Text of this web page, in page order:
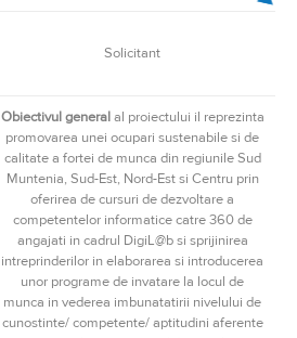
Solicitant
Obiectivul generalal proiectului il reprezinta
promovarea unei ocupari sustenabile si de
calitate a fortei de munca din regiunile Sud
Muntenia, Sud-Est, Nord-Est si Centru prin
oferirea de cursuri de dezvoltare a
competentelor informatice catre 360 de
angajati in cadrul DigiL@b si sprijinirea
intreprinderilor in elaborarea si introducerea
unor programe de invatare la locul de
munca in vederea imbunatatirii nivelului de
cunostinte/ competente/ aptitudini aferente